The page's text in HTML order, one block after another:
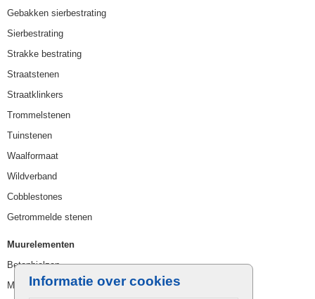
Informatie over cookies
Gebakken sierbestrating
Sierbestrating
Strakke bestrating
Straatstenen
Straatklinkers
Trommelstenen
Tuinstenen
Waalformaat
Wildverband
Cobblestones
Getrommelde stenen
Muurelementen
Betonbielzen
Muurstenen